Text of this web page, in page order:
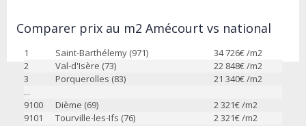
Comparer prix au m2 Amécourt vs national
1 Saint-Barthélemy (971) 34 726€ /m2
2
Val-d'Isère (73) 22 848€ /m2
3
Porquerolles (83) 21 340€ /m2
...
9100
Dième (69) 2 321€ /m2
9101
Tourville-les-Ifs (76) 2 321€ /m2